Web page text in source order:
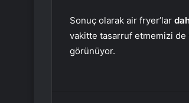
Sonuç olarak air fryer’lar
vakitte tasarruf etmemizi de
görünüyor.